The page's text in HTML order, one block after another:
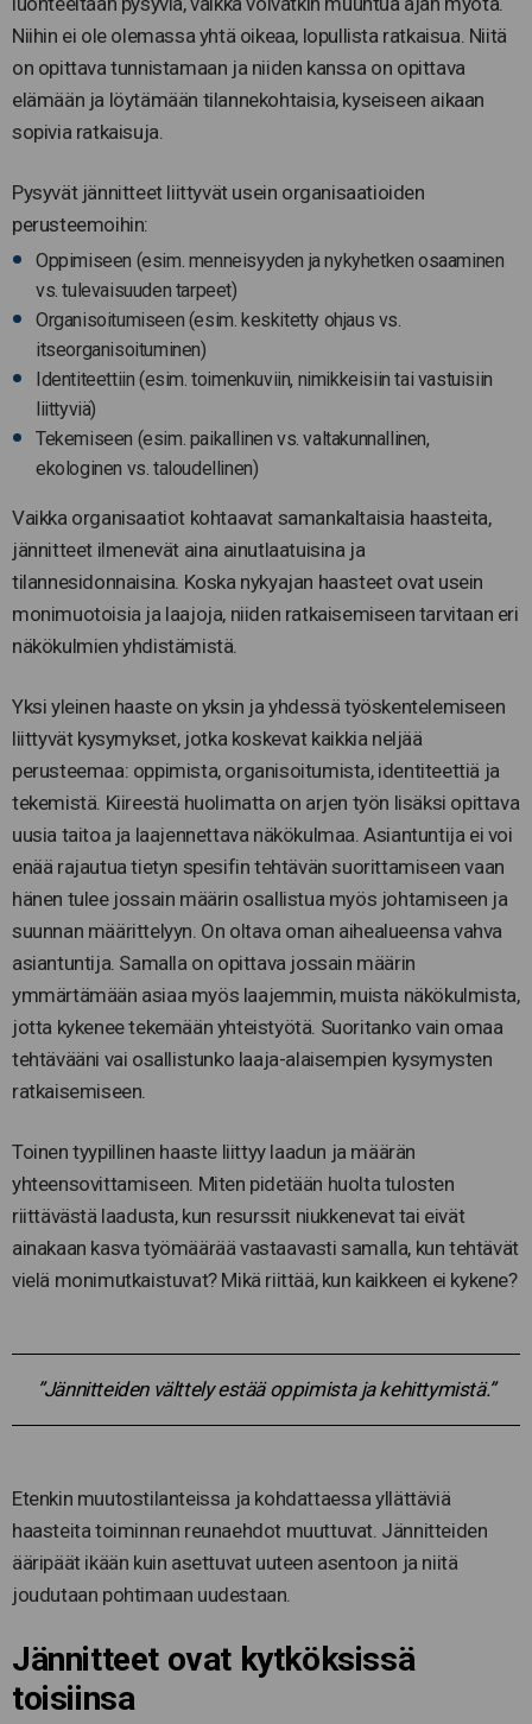
Niihin ei ole olemassa yhtä oikeaa, lopullista ratkaisua. Niitä
on opittava tunnistamaan ja niiden kanssa on opittava
elämään ja löytämään tilannekohtaisia, kyseiseen aikaan
sopivia ratkaisuja.
Pysyvät jännitteet liittyvät usein organisaatioiden
perusteemoihin:
Oppimiseen (esim. menneisyyden ja nykyhetken osaaminen
vs. tulevaisuuden tarpeet)
Organisoitumiseen (esim. keskitetty ohjaus vs.
itseorganisoituminen)
Identiteettiin (esim. toimenkuviin, nimikkeisiin tai vastuisiin
liittyviä)
Tekemiseen (esim. paikallinen vs. valtakunnallinen,
ekologinen vs. taloudellinen)
Vaikka organisaatiot kohtaavat samankaltaisia haasteita,
jännitteet ilmenevät aina ainutlaatuisina ja
tilannesidonnaisina. Koska nykyajan haasteet ovat usein
monimuotoisia ja laajoja, niiden ratkaisemiseen tarvitaan eri
näkökulmien yhdistämistä.
Yksi yleinen haaste on yksin ja yhdessä työskentelemiseen
liittyvät kysymykset, jotka koskevat kaikkia neljää
perusteemaa: oppimista, organisoitumista, identiteettiä ja
tekemistä. Kiireestä huolimatta on arjen työn lisäksi opittava
uusia taitoa ja laajennettava näkökulmaa. Asiantuntija ei voi
enää rajautua tietyn spesifin tehtävän suorittamiseen vaan
hänen tulee jossain määrin osallistua myös johtamiseen ja
suunnan määrittelyyn. On oltava oman aihealueensa vahva
asiantuntija. Samalla on opittava jossain määrin
ymmärtämään asiaa myös laajemmin, muista näkökulmista,
jotta kykenee tekemään yhteistyötä. Suoritanko vain omaa
tehtävääni vai osallistunko laaja-alaisempien kysymysten
ratkaisemiseen.
Toinen tyypillinen haaste liittyy laadun ja määrän
yhteensovittamiseen. Miten pidetään huolta tulosten
riittävästä laadusta, kun resurssit niukkenevat tai eivät
ainakaan kasva työmäärää vastaavasti samalla, kun tehtävät
vielä monimutkaistuvat? Mikä riittää, kun kaikkeen ei kykene?
”Jännitteiden välttely estää oppimista ja kehittymistä.”
Etenkin muutostilanteissa ja kohdattaessa yllättäviä
haasteita toiminnan reunaehdot muuttuvat. Jännitteiden
ääripäät ikään kuin asettuvat uuteen asentoon ja niitä
joudutaan pohtimaan uudestaan.
Jännitteet ovat kytköksissä
toisiinsa